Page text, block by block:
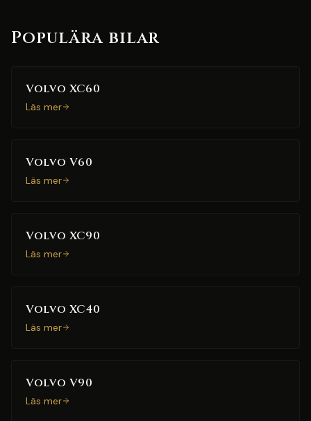
Populära bilar
Volvo XC60
Läs mer
Volvo V60
Läs mer
Volvo XC90
Läs mer
Volvo XC40
Läs mer
Volvo V90
Läs mer